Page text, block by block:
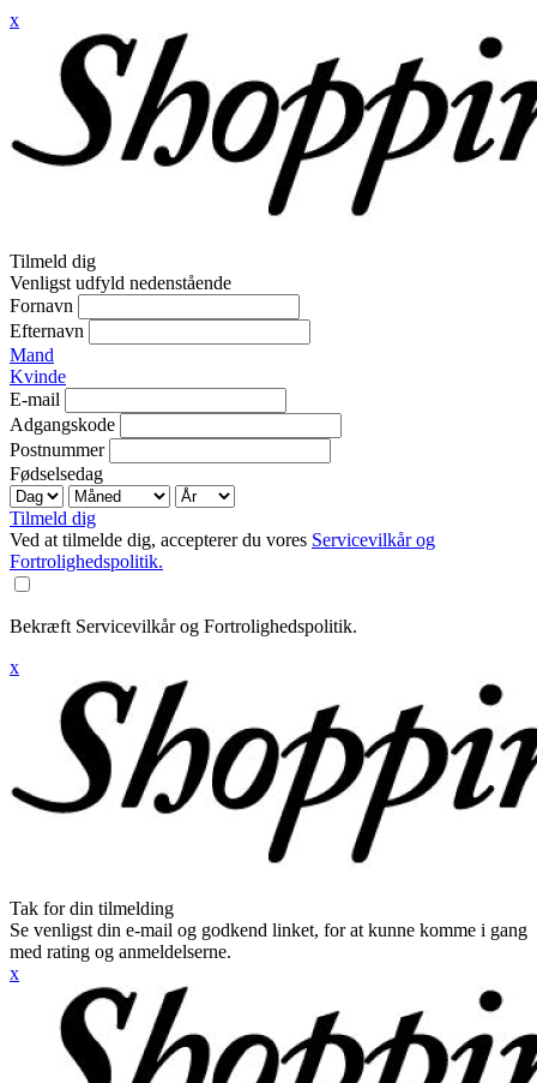
x
Tilmeld dig
Venligst udfyld nedenstående
Fornavn
Efternavn
Mand
Kvinde
E-mail
Adgangskode
Postnummer
Fødselsedag
Tilmeld dig
Ved at tilmelde dig, accepterer du vores Servicevilkår og
Fortrolighedspolitik.
Bekræft Servicevilkår og Fortrolighedspolitik.
x
Tak for din tilmelding
Se venligst din e-mail og godkend linket, for at kunne komme i gang
med rating og anmeldelserne.
x